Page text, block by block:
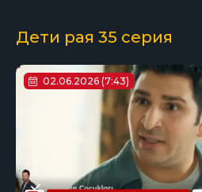
Дети рая 35 серия
02.06.2026 (7:43)